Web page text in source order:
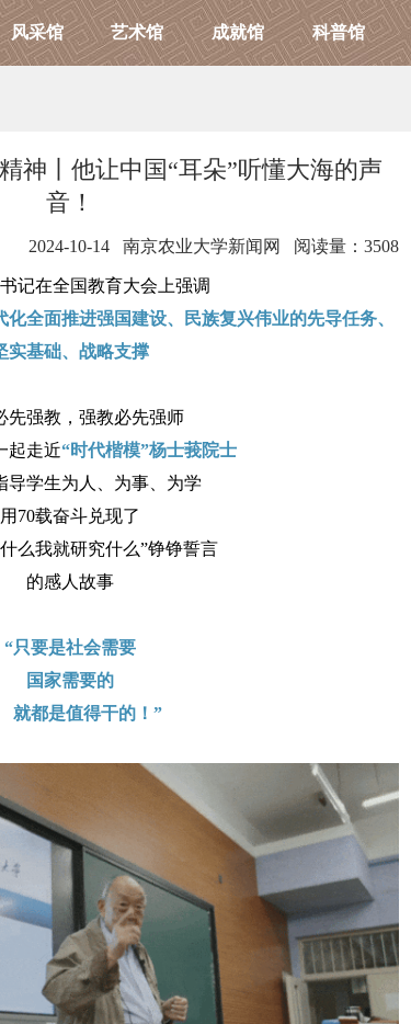
风采馆 艺术馆 成就馆 科普馆
神丨他让中国“耳朵”听懂大海的声
音！
2024-10-14 南京农业大学新闻网 阅读量：3508
记在全国教育大会上强调
全面推进强国建设、民族复兴伟业的先导任务、
实基础、战略支撑
先强教，强教必先强师
起走近“时代楷模”杨士莪院士
导学生为人、为事、为学
用70载奋斗兑现了
么我就研究什么”铮铮誓言
的感人故事
“只要是社会需要
国家需要的
是值得干的！”